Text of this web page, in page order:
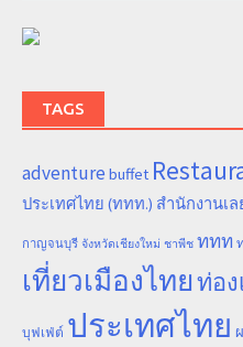
TAGS
adventure buffet
ประเทศไทย (ททท.) สำนักงานเล
กาญจนบุรี จังหวัดเชียงใหม่ ชาพีช ททท
เที่ยวเมืองไทยท่อง
บุฟเฟ่ต์ ประเทศไทย